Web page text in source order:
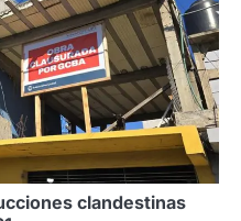
clandestinas